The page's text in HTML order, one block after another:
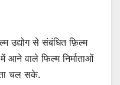
उद्योग से संबंधित फ़िल्म
आने वाले फिल्म निर्माताओं
चल सके.